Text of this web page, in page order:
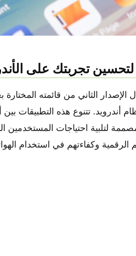
Unsplash تجربتك على
الثاني من قائمته المختارة
أندرويد. تتنوع هذه التطبيقات
لتلبية احتياجات المستخدمين
وكفاءتهم في استخدام